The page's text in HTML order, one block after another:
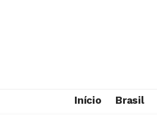
Início Brasil